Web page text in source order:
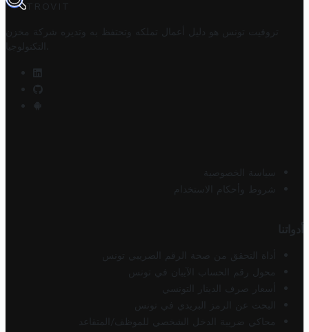
TROVIT
تروفيت تونس هو دليل أعمال تملكه وتحتفظ به وتديره
شركة مخزن
التكنولوجيا
سياسة الخصوصية
شروط وأحكام الاستخدام
أدواتنا
أداة التحقق من صحة الرقم الضريبي تونس
محول رقم الحساب الآيبان في تونس
أسعار صرف الدينار التونسي
البحث عن الرمز البريدي في تونس
محاكي ضريبة الدخل الشخصي للموظف/المتقاعد